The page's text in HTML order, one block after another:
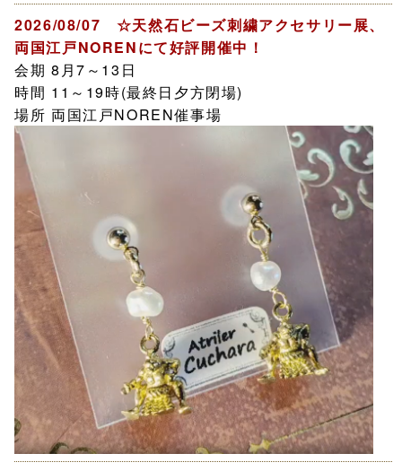
2026/08/07 ☆天然石ビーズ刺繍アクセサリー展、
両国江戸NORENにて好評開催中！
会期 8月7～13日
時間 11～19時(最終日夕方閉場)
場所 両国江戸NOREN催事場